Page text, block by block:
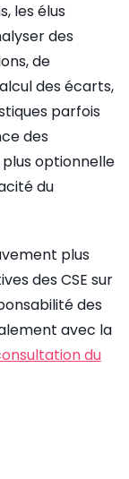
les élus
des
de
des écarts,
parfois
des
plus optionnelle
du
plus
des CSE sur
des
avec la
du